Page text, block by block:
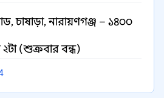
চাষাড়া, নারায়ণগঞ্জ – ১৪০০
(শুক্রবার বন্ধ)